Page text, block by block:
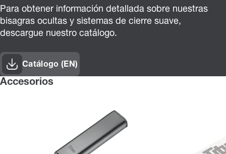
Para obtener información detallada sobre nuestras
bisagras ocultas y sistemas de cierre suave,
descargue nuestro catálogo.
Catálogo (EN)
Accesorios